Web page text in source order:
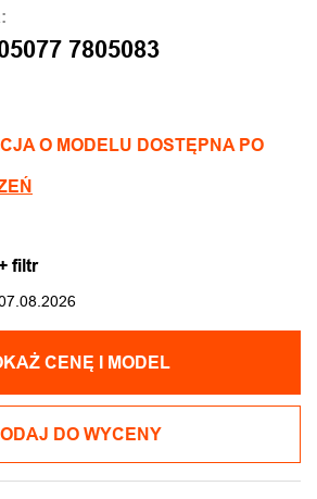
7805083
O MODELU DOSTĘPNA PO
filtr
POKAŻ CENĘ I MODEL
DO WYCENY